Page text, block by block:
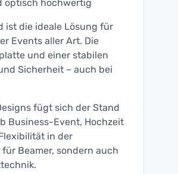
optisch hochwertig
ist die ideale Lösung für
Events aller Art. Die
und einer stabilen
Sicherheit – auch bei
fügt sich der Stand
Business-Event, Hochzeit
in der
Beamer, sondern auch